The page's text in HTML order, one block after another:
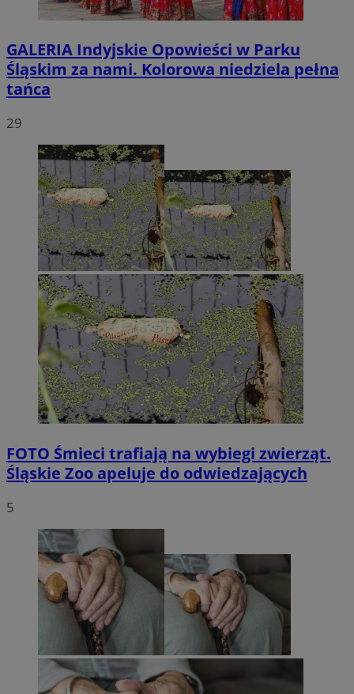
GALERIA Indyjskie Opowieści w Parku
Śląskim za nami. Kolorowa niedziela pełna
tańca
29
FOTO Śmieci trafiają na wybiegi zwierząt.
Śląskie Zoo apeluje do odwiedzających
5